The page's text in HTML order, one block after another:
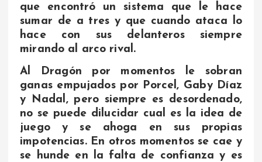
que encontró un sistema que le hace
sumar de a tres y que cuando ataca lo
hace con sus delanteros siempre
mirando al arco rival.
Al Dragón por momentos le sobran
ganas empujados por Porcel, Gaby Díaz
y Nadal, pero siempre es desordenado,
no se puede dilucidar cual es la idea de
juego y se ahoga en sus propias
impotencias. En otros momentos se cae y
se hunde en la falta de confianza y es